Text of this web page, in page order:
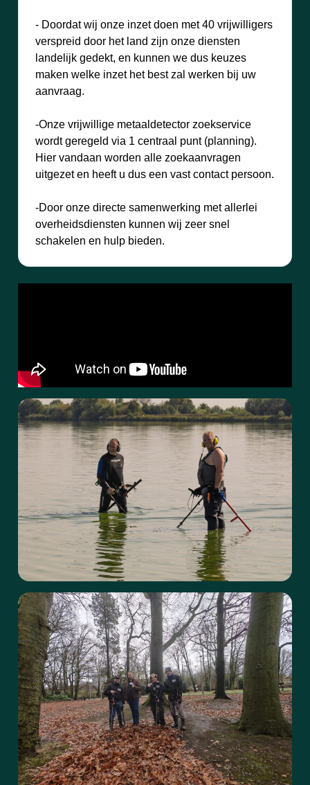
- Doordat wij onze inzet doen met 40 vrijwilligers
verspreid door het land zijn onze diensten
landelijk gedekt, en kunnen we dus keuzes
maken welke inzet het best zal werken bij uw
aanvraag.
-Onze vrijwillige metaaldetector zoekservice
wordt geregeld via 1 centraal punt (planning).
Hier vandaan worden alle zoekaanvragen
uitgezet en heeft u dus een vast contact persoon.
-Door onze directe samenwerking met allerlei
overheidsdiensten kunnen wij zeer snel
schakelen en hulp bieden.